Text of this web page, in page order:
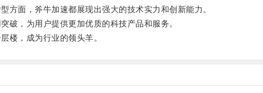
面，斧牛加速都展现出强大的技术实力和创新能力。
，为用户提供更加优质的科技产品和服务。
，成为行业的领头羊。